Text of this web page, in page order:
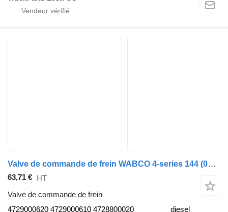
Valve de commande de frein WABCO 4-series 144 (01.95-12.04) 4729000620 pour tracteur routier Scania 4-series (1995-2006)
63,71 € HT
Valve de commande de frein
4729000620 4729000610 4728800020
diesel